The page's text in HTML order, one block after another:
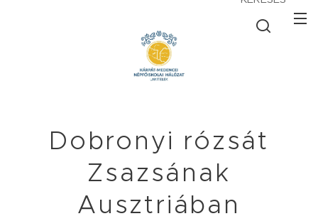
Dobronyi rózsát
Zsazsának
Ausztriában